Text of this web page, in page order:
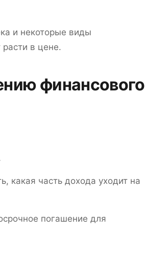
и некоторые виды
расти в цене.
финансового
какая часть дохода уходит на
погашение для